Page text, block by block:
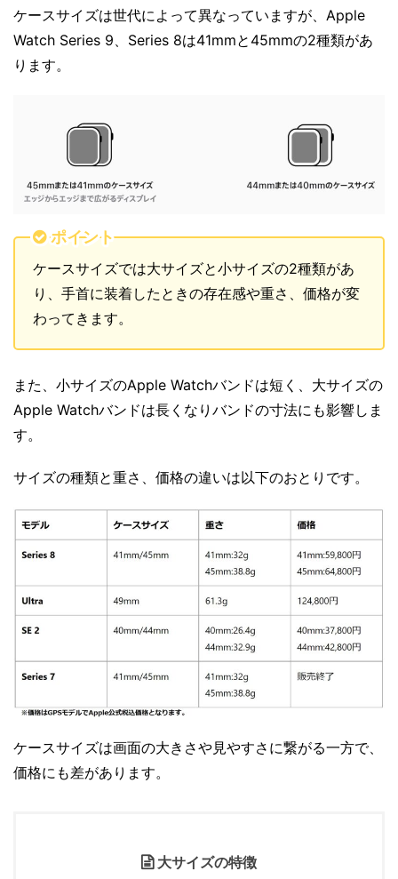
ケースサイズは世代によって異なっていますが、Apple
Watch Series 9、Series 8は41mmと45mmの2種類があ
ります。
ポイント
ケースサイズでは大サイズと小サイズの2種類があ
り、手首に装着したときの存在感や重さ、価格が変
わってきます。
また、小サイズのApple Watchバンドは短く、大サイズの
Apple Watchバンドは長くなりバンドの寸法にも影響しま
す。
サイズの種類と重さ、価格の違いは以下のおとりです。
ケースサイズは画面の大きさや見やすさに繋がる一方で、
価格にも差があります。
大サイズの特徴